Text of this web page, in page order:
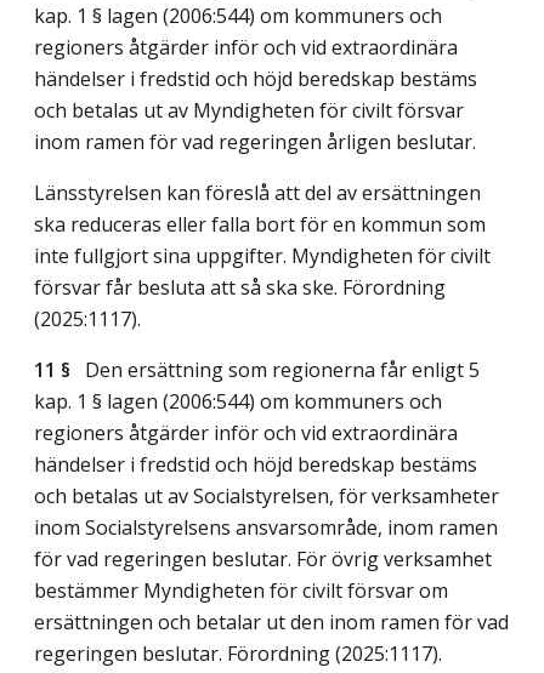
kap. 1 § lagen (2006:544) om kommuners och
regioners åtgärder inför och vid extraordinära
händelser i fredstid och höjd beredskap bestäms
och betalas ut av Myndigheten för civilt försvar
inom ramen för vad regeringen årligen beslutar.
Länsstyrelsen kan föreslå att del av ersättningen
ska reduceras eller falla bort för en kommun som
inte fullgjort sina uppgifter. Myndigheten för civilt
försvar får besluta att så ska ske. Förordning
(2025:1117).
11 § Den ersättning som regionerna får enligt 5
kap. 1 § lagen (2006:544) om kommuners och
regioners åtgärder inför och vid extraordinära
händelser i fredstid och höjd beredskap bestäms
och betalas ut av Socialstyrelsen, för verksamheter
inom Socialstyrelsens ansvarsområde, inom ramen
för vad regeringen beslutar. För övrig verksamhet
bestämmer Myndigheten för civilt försvar om
ersättningen och betalar ut den inom ramen för vad
regeringen beslutar. Förordning (2025:1117).